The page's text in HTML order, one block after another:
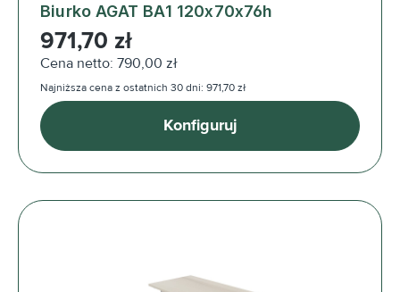
Biurko AGAT BA1 120x70x76h
Cena regularna:
971,70 zł
Cena netto: 790,00 zł
Najniższa cena z ostatnich 30 dni: 971,70 zł
Konfiguruj